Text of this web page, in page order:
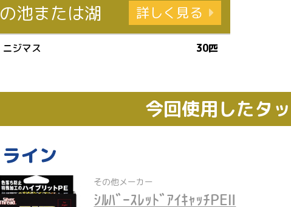
の池または湖
詳しく見る
ニジマス 30匹
今回使用したタ
ライン
その他メーカー
ｼﾙﾊﾞｰｽﾚｯﾄﾞｱｲｷｬｯﾁPEⅡ